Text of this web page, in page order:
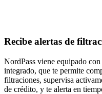
Recibe alertas de
NordPass viene equipado
integrado, que te permite
filtraciones, supervisa
de crédito, y te alerta en